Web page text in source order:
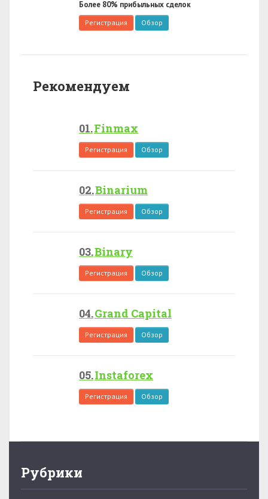
Более 80% прибыльных сделок
Регистрация Обзор
Рекомендуем
Finmax
Регистрация Обзор
Binarium
Регистрация Обзор
Binary
Регистрация Обзор
Grand Capital
Регистрация Обзор
Instaforex
Регистрация Обзор
Рубрики